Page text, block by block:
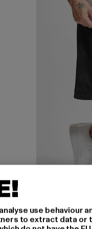
URBAN
Bball Mesh
use behaviour
to extract data or